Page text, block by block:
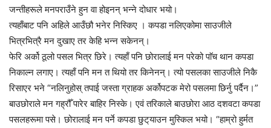
जन्तीहरूले मनपराउँने हुन वा होइनन् भन्ने दोधार भयो।
त्यहाँबाट पनि अहिले आउँछौ भनेर निस्किए । कपडा नलिएकोमा साउजीले
भित्रभित्रै मन दुखाए तर केहि भन्न सकेनन्।
फेरि अर्को ठूलो पसल भित्र छिरे। त्यहाँ पनि छोरालाई मन परेको पाॅच थान कपडा
निकाल्न लगाए। त्यहाँ पनि मन त थियो तर किनेनन्। त्यो पसलका साउजीले निकै
रिसाएर भने “नलिनुहोस् तपाई जस्ता ग्राहक अर्कोपटक मेरो पसलमा छिर्नु पर्दैन।”
बाउछोराले मन गह्रौँ पारेर बाहिर निस्के। एवं तरिकाले बाउछोरा आठ दशवटा कपडा
पसलहरूमा पसे। छोरालाई मन पर्ने कपडा छुट्‌याउन मुस्किल भयो। “हाम्रो हुर्मत